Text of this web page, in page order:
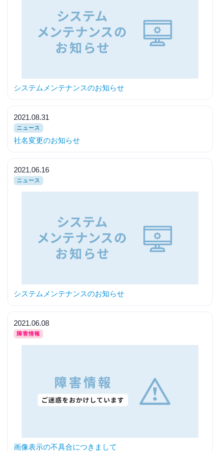
システムメンテナンスのお知らせ
2021.08.31
ニュース
社名変更のお知らせ
2021.06.16
ニュース
システムメンテナンスのお知らせ
2021.06.08
障害情報
画像表示の不具合につきまして